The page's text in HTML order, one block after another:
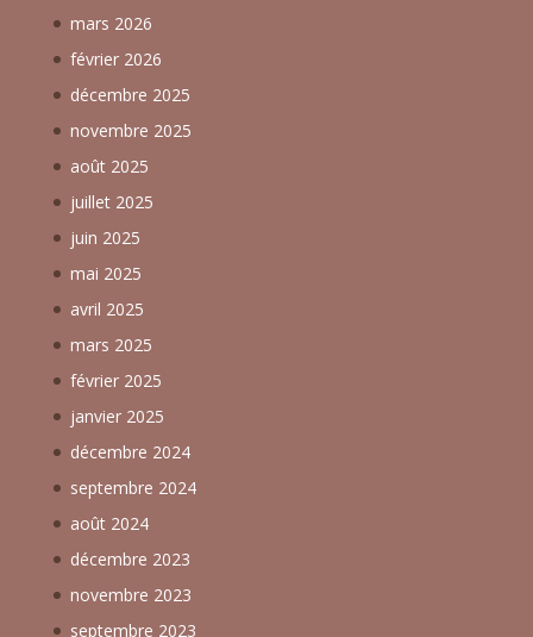
mars 2026
février 2026
décembre 2025
novembre 2025
août 2025
juillet 2025
juin 2025
mai 2025
avril 2025
mars 2025
février 2025
janvier 2025
décembre 2024
septembre 2024
août 2024
décembre 2023
novembre 2023
septembre 2023